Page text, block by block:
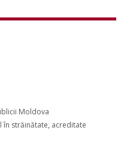
Moldova
în străinătate, acreditate